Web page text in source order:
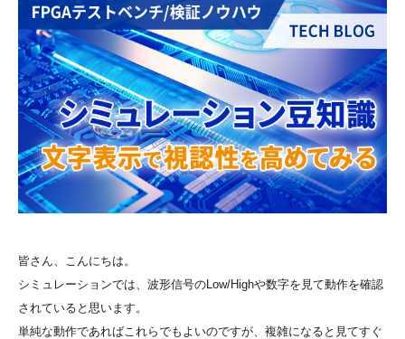
皆さん、こんにちは。
シミュレーションでは、波形信号のLow/Highや数字を見て動作を確認
されていると思います。
単純な動作であればこれらでもよいのですが、複雑になると見てすぐ